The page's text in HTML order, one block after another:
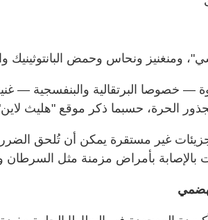
ومنغنيز ونحاس وحمض البانتوثينيك
— خصوصا البرتقالية والبنفسجية —
الحرة، حسبما ذكر موقع "هليث
غير مستقرة يمكن أن تُلحق
بالإصابة بأمراض مزمنة مثل